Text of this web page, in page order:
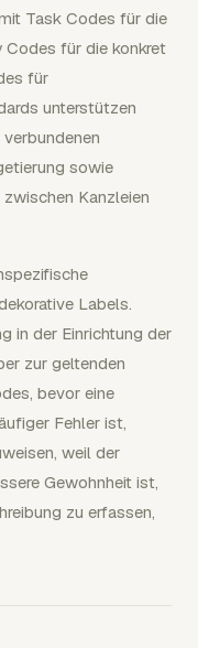
Task Codes für die
für die konkret
für
unterstützen
sowie
Kanzleien
Labels.
in der Einrichtung der
zur geltenden
bevor eine
Fehler ist,
weil der
Gewohnheit ist,
zu erfassen,